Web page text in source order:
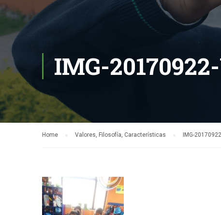
IMG-
Home Valores, Filosofía, Características IMG-